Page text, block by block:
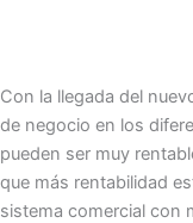
Con la llegada del
de negocio en los
pueden ser muy
que más rentabilidad
sistema comercial con